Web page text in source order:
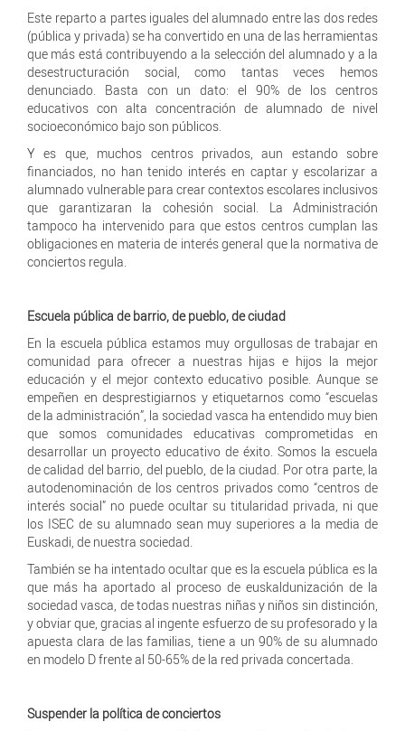
Este reparto a partes iguales del alumnado entre las dos redes
(pública y privada) se ha convertido en una de las herramientas
que más está contribuyendo a la selección del alumnado y a la
desestructuración social, como tantas veces hemos
denunciado. Basta con un dato: el 90% de los centros
educativos con alta concentración de alumnado de nivel
socioeconómico bajo son públicos.
Y es que, muchos centros privados, aun estando sobre
financiados, no han tenido interés en captar y escolarizar a
alumnado vulnerable para crear contextos escolares inclusivos
que garantizaran la cohesión social. La Administración
tampoco ha intervenido para que estos centros cumplan las
obligaciones en materia de interés general que la normativa de
conciertos regula.
Escuela pública de barrio, de pueblo, de ciudad
En la escuela pública estamos muy orgullosas de trabajar en
comunidad para ofrecer a nuestras hijas e hijos la mejor
educación y el mejor contexto educativo posible. Aunque se
empeñen en desprestigiarnos y etiquetarnos como “escuelas
de la administración”, la sociedad vasca ha entendido muy bien
que somos comunidades educativas comprometidas en
desarrollar un proyecto educativo de éxito. Somos la escuela
de calidad del barrio, del pueblo, de la ciudad. Por otra parte, la
autodenominación de los centros privados como “centros de
interés social” no puede ocultar su titularidad privada, ni que
los ISEC de su alumnado sean muy superiores a la media de
Euskadi, de nuestra sociedad.
También se ha intentado ocultar que es la escuela pública es la
que más ha aportado al proceso de euskaldunización de la
sociedad vasca, de todas nuestras niñas y niños sin distinción,
y obviar que, gracias al ingente esfuerzo de su profesorado y la
apuesta clara de las familias, tiene a un 90% de su alumnado
en modelo D frente al 50-65% de la red privada concertada.
Suspender la política de conciertos